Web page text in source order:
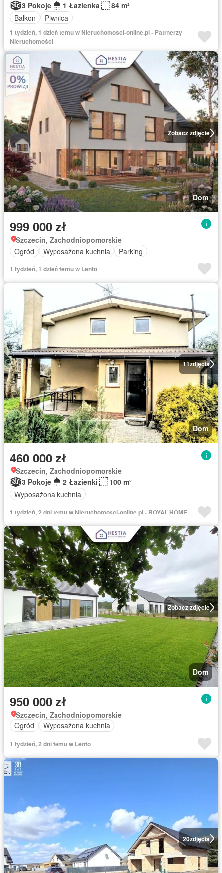
3 Pokoje
1 Łazienka
84 m²
Balkon
Piwnica
1 tydzień, 1 dzień temu w Nieruchomosci-online.pl - Patrnerzy
Nieruchomości
Zobacz zdjęcie
Dom
999 000 zł
Szczecin, Zachodniopomorskie
Ogród
Wyposażona kuchnia Parking
1 tydzień, 1 dzień temu w Lento
11zdjęcia
Dom
460 000 zł
Szczecin, Zachodniopomorskie
3 Pokoje
2 Łazienki
100 m²
Wyposażona kuchnia
1 tydzień, 2 dni temu w Nieruchomosci-online.pl - ROYAL HOME
Zobacz zdjęcie
Dom
950 000 zł
Szczecin, Zachodniopomorskie
Ogród
Wyposażona kuchnia
1 tydzień, 2 dni temu w Lento
20zdjęcia